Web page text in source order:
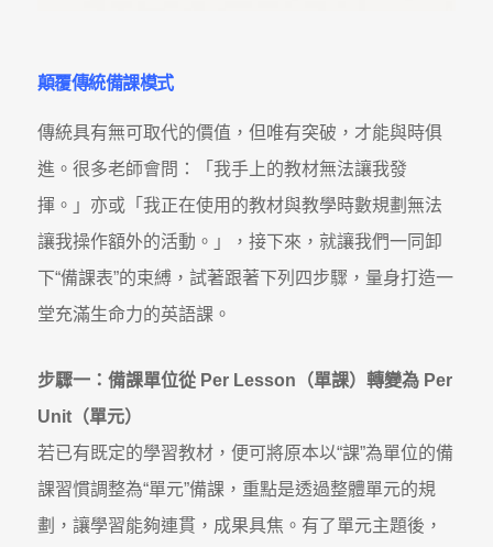
顛覆傳統備課模式
傳統具有無可取代的價值，但唯有突破，才能與時俱
進。很多老師會問：「我手上的教材無法讓我發
揮。」亦或「我正在使用的教材與教學時數規劃無法
讓我操作額外的活動。」，接下來，就讓我們一同卸
下“備課表”的束縛，試著跟著下列四步驟，量身打造一
堂充滿生命力的英語課。
步驟一：備課單位從 Per Lesson（單課）轉變為 Per
Unit（單元）
若已有既定的學習教材，便可將原本以“課”為單位的備
課習慣調整為“單元”備課，重點是透過整體單元的規
劃，讓學習能夠連貫，成果具焦。有了單元主題後，